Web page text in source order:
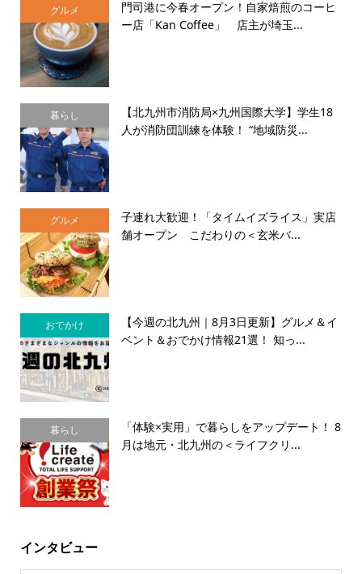
グルメ
門司港に今春オープン！自家焙煎のコーヒ
ー店「Kan Coffee」 店主が埼玉...
暮らし
【北九州市消防局×九州国際大学】学生18
人が消防団訓練を体験！ “地域防災...
グルメ
子連れ大歓迎！「タイムイズライス」実店
舗オープン こだわりの＜玄米バ...
おでかけ
【今週の北九州｜8月3日更新】グルメ＆イ
ベント＆おでかけ情報21選！ 知っ...
暮らし
「体験×実用」で暮らしをアップデート！ 8
月は地元・北九州の＜ライフクリ...
インタビュー